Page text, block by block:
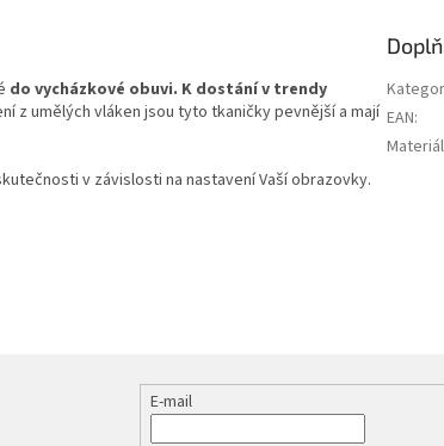
do vycházkové obuvi. K dostání v trendy
z umělých vláken jsou tyto tkaničky pevnější a mají
v závislosti na nastavení Vaší obrazovky.
EAN:
Materiál
E-mail